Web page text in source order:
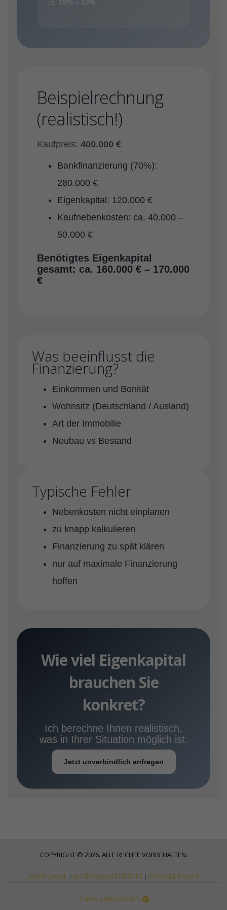
ca. 10% – 13%
Beispielrechnung
(realistisch!)
Kaufpreis: 400.000 €
Bankfinanzierung (70%):
280.000 €
Eigenkapital: 120.000 €
Kaufnebenkosten: ca. 40.000 –
50.000 €
Benötigtes Eigenkapital
gesamt: ca. 160.000 € – 170.000
€
Was beeinflusst die
Finanzierung?
Einkommen und Bonität
Wohnsitz (Deutschland / Ausland)
Art der Immobilie
Neubau vs Bestand
Typische Fehler
Nebenkosten nicht einplanen
zu knapp kalkulieren
Finanzierung zu spät klären
nur auf maximale Finanzierung
hoffen
Wie viel Eigenkapital
brauchen Sie
konkret?
Ich berechne Ihnen realistisch,
was in Ihrer Situation möglich ist.
Jetzt unverbindlich anfragen
COPYRIGHT © 2026. ALLE RECHTE VORBEHALTEN.
AVISO LEGAL | DATENSCHUTZGESETZ | COOKIES POLICY
ZURÜCK NACH OBEN